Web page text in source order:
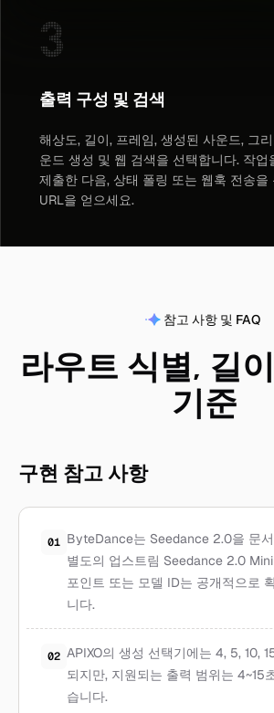
3
출력 구성 및 검색
해상도, 길이, 프레임, 생성된 사운드, 그
운드 생성 및 웹 검색을 선택합니다. 작업
제출한 다음, 상태 폴링 또는 웹훅 전송을
URL을 얻으세요.
참고 사항 및 FAQ
라우트 식별, 길
기준
구현 참고 사항
01 ByteDance는 Seedance 2.0을 문
별도의 업스트림 Seedance 2.0
포인트 또는 모델 ID는 공개적으로
니다.
02 APIXO의 생성 선택기에는 4, 5, 10,
되지만, 지원되는 출력 범위는 4~15
습니다.